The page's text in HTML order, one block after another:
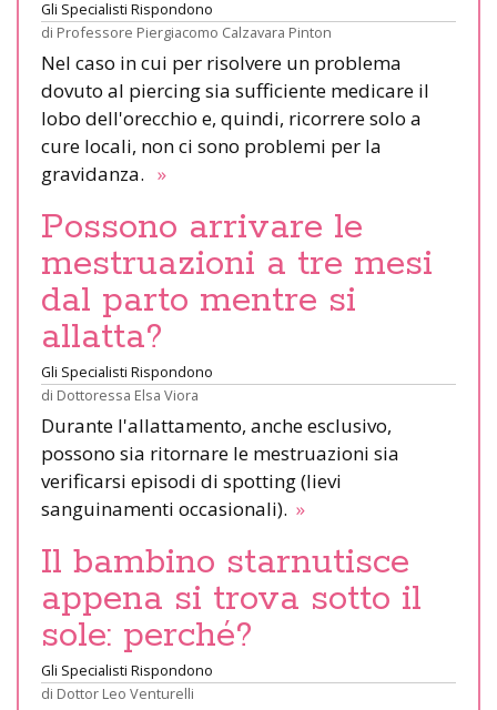
Gli Specialisti Rispondono
di Professore Piergiacomo Calzavara Pinton
Nel caso in cui per risolvere un problema
dovuto al piercing sia sufficiente medicare il
lobo dell'orecchio e, quindi, ricorrere solo a
cure locali, non ci sono problemi per la
gravidanza. »
Possono arrivare le
mestruazioni a tre mesi
dal parto mentre si
allatta?
Gli Specialisti Rispondono
di Dottoressa Elsa Viora
Durante l'allattamento, anche esclusivo,
possono sia ritornare le mestruazioni sia
verificarsi episodi di spotting (lievi
sanguinamenti occasionali). »
Il bambino starnutisce
appena si trova sotto il
sole: perché?
Gli Specialisti Rispondono
di Dottor Leo Venturelli